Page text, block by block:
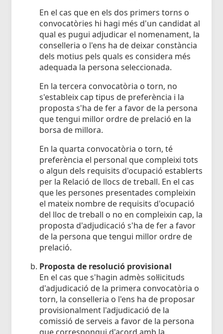
En el cas que en els dos primers torns o
convocatòries hi hagi més d'un candidat al
qual es pugui adjudicar el nomenament, la
conselleria o l'ens ha de deixar constància
dels motius pels quals es considera més
adequada la persona seleccionada.
En la tercera convocatòria o torn, no
s'estableix cap tipus de preferència i la
proposta s'ha de fer a favor de la persona
que tengui millor ordre de prelació en la
borsa de millora.
En la quarta convocatòria o torn, té
preferència el personal que compleixi tots
o algun dels requisits d'ocupació establerts
per la Relació de llocs de treball. En el cas
que les persones presentades compleixin
el mateix nombre de requisits d'ocupació
del lloc de treball o no en compleixin cap, la
proposta d'adjudicació s'ha de fer a favor
de la persona que tengui millor ordre de
prelació.
Proposta de resolució provisional
En el cas que s'hagin admès sol·licituds
d'adjudicació de la primera convocatòria o
torn, la conselleria o l'ens ha de proposar
provisionalment l'adjudicació de la
comissió de serveis a favor de la persona